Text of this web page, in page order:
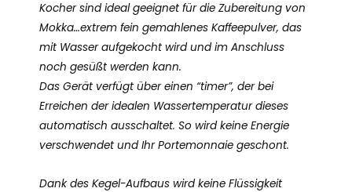
Kocher sind ideal geeignet für die Zubereitung von
Mokka…extrem fein gemahlenes Kaffeepulver, das
mit Wasser aufgekocht wird und im Anschluss
noch gesüßt werden kann.
Das Gerät verfügt über einen “timer”, der bei
Erreichen der idealen Wassertemperatur dieses
automatisch ausschaltet. So wird keine Energie
verschwendet und Ihr Portemonnaie geschont.
Dank des Kegel-Aufbaus wird keine Flüssigkeit